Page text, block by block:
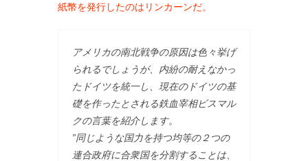
紙幣を発行したのはリンカーンだ。
アメリカの南北戦争の原因は色々挙げ
られるでしょうが、内紛の耐えなかっ
たドイツを統一し、現在のドイツの基
礎を作ったとされる鉄血宰相ビスマル
クの言葉を紹介します。
”同じような国力を持つ均等の２つの
連合政府に合衆国を分割することは、